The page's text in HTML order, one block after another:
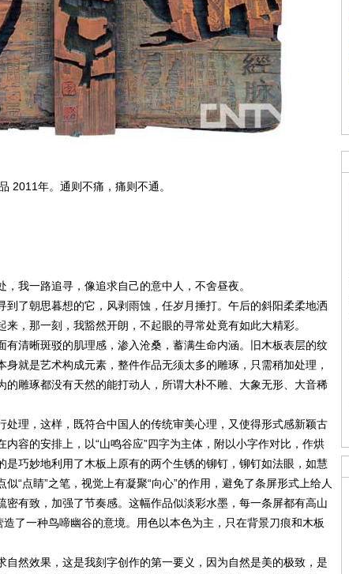
2011年。通则不痛，痛则不通。
我一路追寻，像追求自己的意中人，不舍昼夜。
到了朝思暮想的它，风剥雨蚀，任岁月捶打。午后的斜阳柔柔地洒
，那一刻，我豁然开朗，不起眼的寻常处竟有如此大精彩。
清晰斑驳的肌理感，渗入沧桑，蓄满生命内涵。旧木板表层的纹
就是艺术构成元素，整件作品无须太多的雕琢，只需稍加处理，
的雕琢都没有天然的能打动人，所谓大朴不雕、大象无形、大音稀
理，这样，既符合中国人的传统审美心理，又使得形式感新颖古
容的安排上，以“山鸣谷应”四字为主体，附以小字作对比，作烘
是巧妙地利用了木板上原有的两个生锈的铆钉，铆钉如法眼，如慧
“点睛”之笔，视觉上有凝聚“向心”的作用，避免了条屏形式上给人
密有致，加强了节奏感。这幅作品似淡彩水墨，每一条屏都有高山
造了一种鸟啼幽谷的意境。用色以本色为主，只在背景刀痕和木板
然效果，这是我刻字创作的第一要义，因为自然是美的极致，是